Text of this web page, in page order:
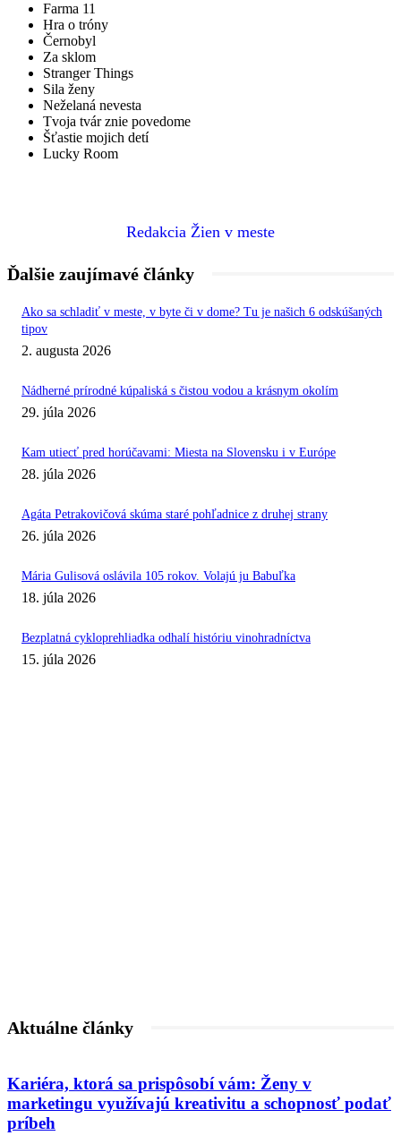
Farma 11
Hra o tróny
Černobyl
Za sklom
Stranger Things
Sila ženy
Neželaná nevesta
Tvoja tvár znie povedome
Šťastie mojich detí
Lucky Room
Redakcia Žien v meste
Ďalšie zaujímavé články
Ako sa schladiť v meste, v byte či v dome? Tu je našich 6 odskúšaných
tipov
2. augusta 2026
Nádherné prírodné kúpaliská s čistou vodou a krásnym okolím
29. júla 2026
Kam utiecť pred horúčavami: Miesta na Slovensku i v Európe
28. júla 2026
Agáta Petrakovičová skúma staré pohľadnice z druhej strany
26. júla 2026
Mária Gulisová oslávila 105 rokov. Volajú ju Babuľka
18. júla 2026
Bezplatná cykloprehliadka odhalí históriu vinohradníctva
15. júla 2026
Aktuálne články
Kariéra, ktorá sa prispôsobí vám: Ženy v
marketingu využívajú kreativitu a schopnosť podať
príbeh